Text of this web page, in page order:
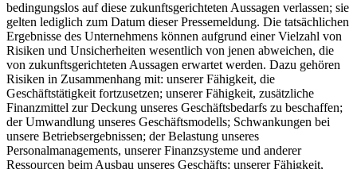
bedingungslos auf diese zukunftsgerichteten Aussagen verlassen; sie
gelten lediglich zum Datum dieser Pressemeldung. Die tatsächlichen
Ergebnisse des Unternehmens können aufgrund einer Vielzahl von
Risiken und Unsicherheiten wesentlich von jenen abweichen, die
von zukunftsgerichteten Aussagen erwartet werden. Dazu gehören
Risiken in Zusammenhang mit: unserer Fähigkeit, die
Geschäftstätigkeit fortzusetzen; unserer Fähigkeit, zusätzliche
Finanzmittel zur Deckung unseres Geschäftsbedarfs zu beschaffen;
der Umwandlung unseres Geschäftsmodells; Schwankungen bei
unsere Betriebsergebnissen; der Belastung unseres
Personalmanagements, unserer Finanzsysteme und anderer
Ressourcen beim Ausbau unseres Geschäfts; unserer Fähigkeit,